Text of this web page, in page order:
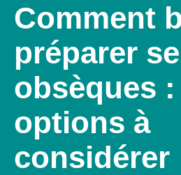
Comment
préparer
obsèques
options à
considérer